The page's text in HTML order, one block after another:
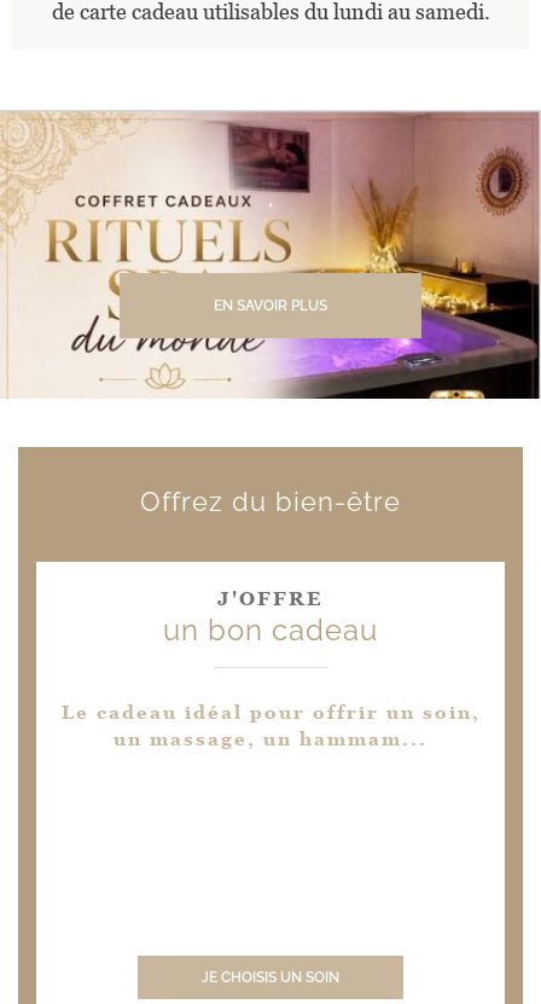
de carte cadeau utilisables du lundi au samedi.
.
EN SAVOIR PLUS
Offrez du bien-être
J'OFFRE
un bon cadeau
Le cadeau idéal pour offrir un soin,
un massage, un hammam...
JE CHOISIS UN SOIN